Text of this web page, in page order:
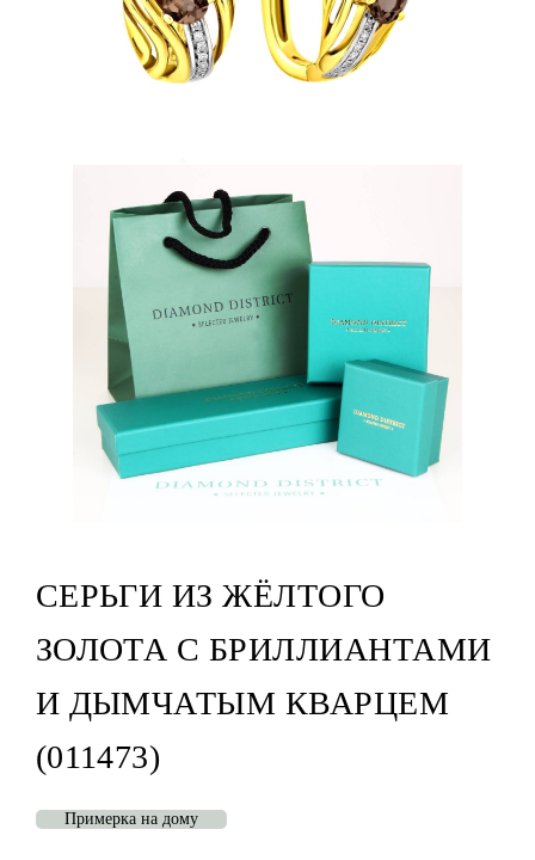
СЕРЬГИ ИЗ ЖЁЛТОГО
ЗОЛОТА С БРИЛЛИАНТАМИ
И ДЫМЧАТЫМ КВАРЦЕМ
(011473)
Примерка на дому